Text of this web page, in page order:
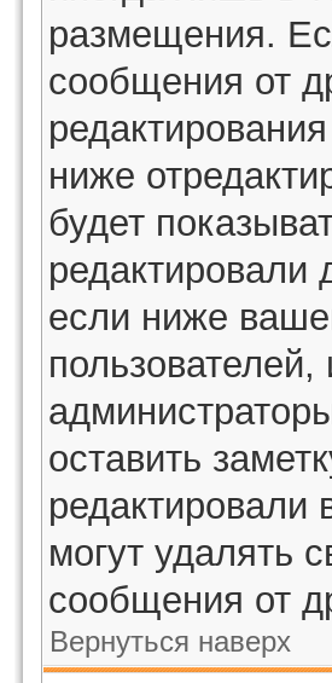
размещения.
сообщения от
ниже
будет
если ниже
оставить
могут удалять
сообщения от
Вернуться наверх